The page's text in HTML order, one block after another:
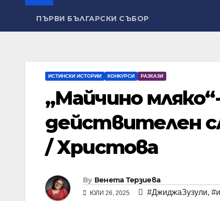
ПЪРВИ БЪЛГАРСКИ СЪБОР
ИСТИНСКИ ИСТОРИИ КОНКУРСИ РАЗКАЗИ
„Майчино
действителен
/ Христова
By Венета Терзиева
ЮЛИ 26, 2025 #ДжиджаЗузули,